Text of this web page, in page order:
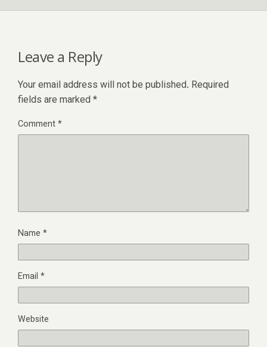
Leave a Reply
Your email address will not be published. Required
fields are marked *
Comment*
Name *
Email *
Website